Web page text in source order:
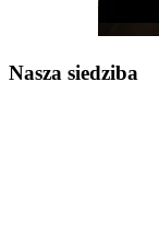
Nasza siedziba